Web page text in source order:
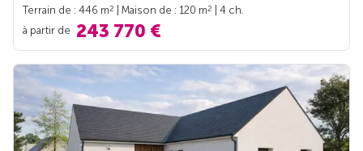
Terrain de : 446 m2 | Maison de : 120 m2
| 4 ch.
à partir de 243 770 €